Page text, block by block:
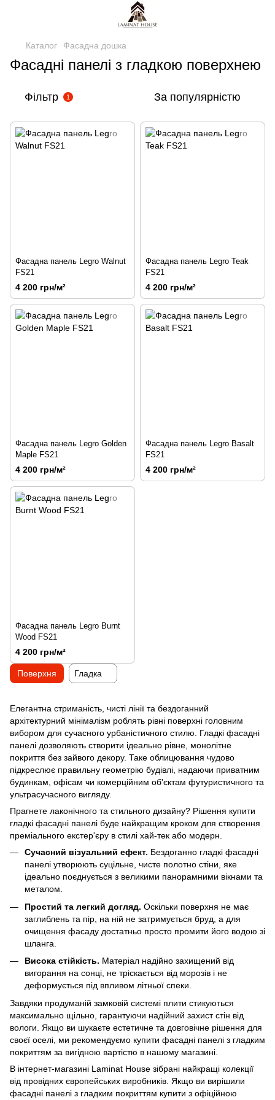
Каталог Фасадна дошка
Фасадні панелі з гладкою поверхнею
Фільтр 1 За популярністю
Фасадна панель Legro Walnut
FS21
4 200 грн/м²
Фасадна панель Legro Teak
FS21
4 200 грн/м²
Фасадна панель Legro Golden
Maple FS21
4 200 грн/м²
Фасадна панель Legro Basalt
FS21
4 200 грн/м²
Фасадна панель Legro Burnt
Wood FS21
4 200 грн/м²
Елегантна стриманість, чисті лінії та бездоганний
архітектурний мінімалізм роблять рівні поверхні головним
вибором для сучасного урбаністичного стилю. Гладкі фасадні
панелі дозволяють створити ідеально рівне, монолітне
покриття без зайвого декору. Таке облицювання чудово
підкреслює правильну геометрію будівлі, надаючи приватним
будинкам, офісам чи комерційним об'єктам футуристичного та
ультрасучасного вигляду.
Прагнете лаконічного та стильного дизайну? Рішення купити
гладкі фасадні панелі буде найкращим кроком для створення
преміального екстер'єру в стилі хай-тек або модерн.
Сучасний візуальний ефект. Бездоганно гладкі фасадні
панелі утворюють суцільне, чисте полотно стіни, яке
ідеально поєднується з великими панорамними вікнами та
металом.
Простий та легкий догляд. Оскільки поверхня не має
заглиблень та пір, на ній не затримується бруд, а для
очищення фасаду достатньо просто промити його водою зі
шланга.
Висока стійкість. Матеріал надійно захищений від
вигорання на сонці, не тріскається від морозів і не
деформується під впливом літньої спеки.
Завдяки продуманій замковій системі плити стикуються
максимально щільно, гарантуючи надійний захист стін від
вологи. Якщо ви шукаєте естетичне та довговічне рішення для
своєї оселі, ми рекомендуємо купити фасадні панелі з гладким
покриттям за вигідною вартістю в нашому магазині.
В інтернет-магазині Laminat House зібрані найкращі колекції
від провідних європейських виробників. Якщо ви вирішили
фасадні панелі з гладким покриттям купити з офіційною
Поверхня Гладка